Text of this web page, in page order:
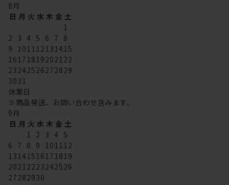
8月
日 月 火 水 木 金 土
1
2 3 4 5 6 7 8
9 101112131415
16171819202122
23242526272829
3031
休業日
※商品発送、お問い合わせ含みます。
9月
日 月 火 水 木 金 土
1 2 3 4 5
6 7 8 9 101112
13141516171819
20212223242526
27282930